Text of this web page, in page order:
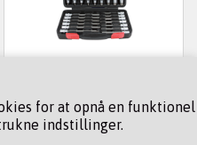
for at opnå en funktionel
indstillinger.
998,00 DKK (inkl. moms)
Varenummer: 10035130